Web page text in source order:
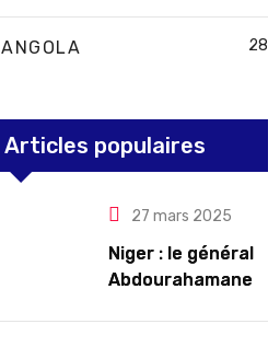
ANGOLA 28
Articles populaires
27 mars 2025
Niger : le général
Abdourahamane